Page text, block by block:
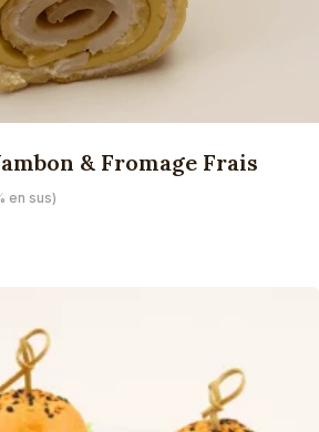
& Fromage Frais
en sus)